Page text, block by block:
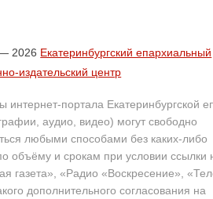
2026 Екатеринбургский епархиальный
издательский центр
интернет-портала Екатеринбургской
аудио, видео) могут свободно
любыми способами без каких-либо
объёму и срокам при условии ссылки
газета», «Радио «Воскресение»,
дополнительного согласования на